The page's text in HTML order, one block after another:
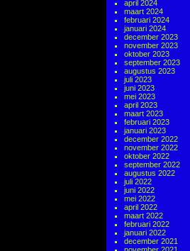
april 2024
maart 2024
februari 2024
januari 2024
december 2023
november 2023
oktober 2023
september 2023
augustus 2023
juli 2023
juni 2023
mei 2023
april 2023
maart 2023
februari 2023
januari 2023
december 2022
november 2022
oktober 2022
september 2022
augustus 2022
juli 2022
juni 2022
mei 2022
april 2022
maart 2022
februari 2022
januari 2022
december 2021